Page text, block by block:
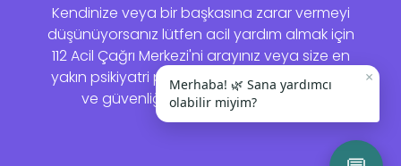
Kendinize veya bir başkasına zarar vermeyi
düşünüyorsanız lütfen acil yardım almak için
112 Acil Çağrı Merkezi'ni arayınız veya size en
yakın psikiyatri polikliniğine gidiniz. Sağlığınız
ve güvenliğiniz bizim için önemlidir.
×
Merhaba! 🌿 Sana yardımcı
olabilir miyim?